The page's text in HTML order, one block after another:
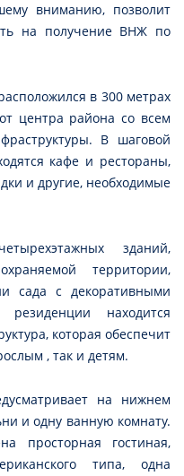
вниманию, позволит
на получение ВНЖ по
в 300 метрах
центра района со всем
В шаговой
кафе и рестораны,
и другие, необходимые
зданий,
территории,
сада с декоративными
находится
которая обеспечит
, так и детям.
на нижнем
и одну ванную комнату.
просторная гостиная,
типа, одна